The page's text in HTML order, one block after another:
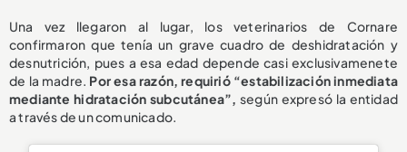
Una vez llegaron al lugar, los veterinarios de Cornare
confirmaron que tenía un grave cuadro de deshidratación y
desnutrición, pues a esa edad depende casi exclusivamenete
de la madre. Por esa razón, requirió “estabilización inmediata
mediante hidratación subcutánea”, según expresó la entidad
a través de un comunicado.